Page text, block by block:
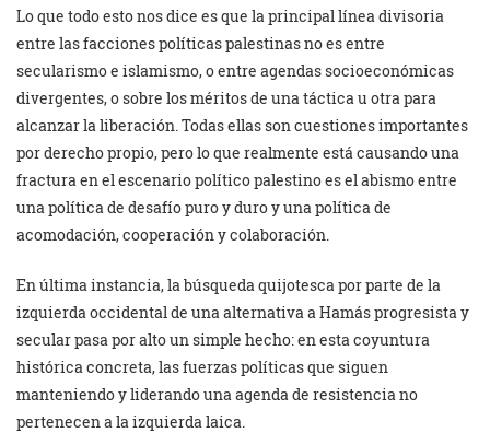
Lo que todo esto nos dice es que la principal línea divisoria
entre las facciones políticas palestinas no es entre
secularismo e islamismo, o entre agendas socioeconómicas
divergentes, o sobre los méritos de una táctica u otra para
alcanzar la liberación. Todas ellas son cuestiones importantes
por derecho propio, pero lo que realmente está causando una
fractura en el escenario político palestino es el abismo entre
una política de desafío puro y duro y una política de
acomodación, cooperación y colaboración.
En última instancia, la búsqueda quijotesca por parte de la
izquierda occidental de una alternativa a Hamás progresista y
secular pasa por alto un simple hecho: en esta coyuntura
histórica concreta, las fuerzas políticas que siguen
manteniendo y liderando una agenda de resistencia no
pertenecen a la izquierda laica.